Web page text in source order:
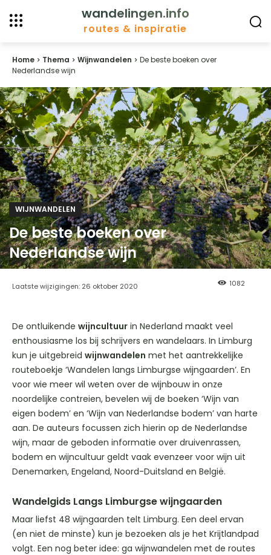
wandelingen.info
routes & inspiratie
Home Thema Wijnwandelen
De beste boeken over
Nederlandse wijn
WIJNWANDELEN
De beste boeken over
Nederlandse wijn
Laatste wijzigingen: 26 oktober 2020 1082
De ontluikende wijncultuur in Nederland maakt veel
enthousiasme los bij schrijvers en wandelaars. In Limburg
kun je uitgebreid wijnwandelen met het aantrekkelijke
routeboekje ‘Wandelen langs Limburgse wijngaarden’. En
voor wie meer wil weten over de wijnbouw in onze
noordelijke contreien, bevelen wij de boeken ‘Wijn van
eigen bodem’ en ‘Wijn van Nederlandse bodem’ van harte
aan. De auteurs focussen zich hierin op de Nederlandse
wijn, maar de geboden informatie over druivenrassen,
bodem en wijncultuur geldt vaak evenzeer voor wijn uit
Denemarken, Engeland, Noord-Duitsland en België.
Wandelgids Langs Limburgse wijngaarden
Maar liefst 48 wijngaarden telt Limburg. Een deel ervan
(en niet de minste) kun je bezoeken als je het Krijtlandpad
volgt. Een nog beter idee: ga wijnwandelen met de routes